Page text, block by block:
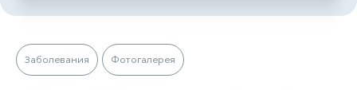
Заболевания Фотогалерея